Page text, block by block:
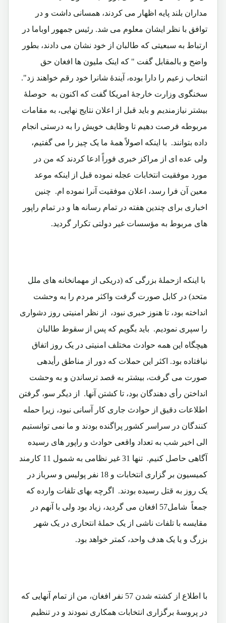
مداران بلند پایه اظهار می کردند، همسانی داشت و در
توافق با نظر ایشان معلوم می شد. رئیس جمهور اوباما در
ارتباط به سبعیتی که طالبان از خود نشان می دادند، بطور
واضح و بالمقابل گفت " که اینک ملیون ها افغان حق
انتخاب زعیم را دارا بوده، آیندۀ شانرا خود رقم خواهند زد".
سخنگوی وزارت خارجۀ امریکا گفت که اکنون به حوصلۀ
بیشتر نیازمندیم و باید قبل از اعلان نتایج نهایی، به مقامات
مربوطه فرصت دهیم تا وظایف خویش را به درستی انجام
داده بتوانند. با اینکه اصولاً همۀ ما یک چیز را می گفتیم،
ولی عده ای از مراکز خبری فوراً ادعا کردند که من در
مورد موفقیت انتخابات عجله نموده قبل از اینکه موعد
معین آن فرا رسد، اعلان موفقیت آنرا نموده ام. چنین
اخباری برای چندین هفته در تمام رسانه ها و در تمام راپور
های مربوط به مؤسسات غیر دولتی تکرار گردید.
با اینکه ازحملۀ بزرگی که (دریکی از مهمانخانه های ملل
متحد) در کابل صورت گرفت واکثر مردم را به وحشت
انداخته بود، تا هنوز خبری نبود، از نظر امنیتی روز دشواری
را سپری نمودیم. باید بگویم که پس از سقوط طالبان
هیچگاه این همه حوادث مختلف امنیتی در یک روز اتفاق
نیافتاده بود. اکثر این حملات که دور از مناطق رأیدهی
صورت می گرفت، بیشتر به قصد ترساندن و به وحشت
انداختن رأی دهندگان بود، تا کشتن آنها. از دیگر سو، گرفتن
اطلاعات دقیق از حوادث جاری کار آسانی نبود، زیرا حمله
کنندگان در سراسر کشور پراگنده بودند و ما نمی توانستیم
الی اخیر شب به تعداد واقعی حوادث و راپور های رسیده
آگاهی حاصل کنیم. تنها 31 غیر نظامی به شمول 11 کارمند
کمیسیون بر گزاری انتخابات و 18 نفر پولیس و سرباز در
یک روز به قتل رسیده بودند. اگرچه بهای تلفات وارده که
جمعاً شامل57 افغان می گردید، زیاد بود ولی با آنهم در
مقایسه با تلفات ناشی از یک حملۀ انتحاری در یک شهر
بزرگ و یا یک هدف واحد، کمتر خواهد بود.
با اطلاع از کشته شدن 57 نفر افغان، من از تمام آنهایی که
در پروسۀ برگزاری انتخابات همکاری نمودند و در تنظیم